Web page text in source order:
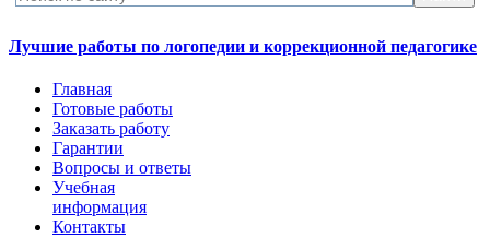
Лучшие работы по логопедии и коррекционной педагогике
Главная
Готовые работы
Заказать работу
Гарантии
Вопросы и ответы
Учебная
информация
Контакты